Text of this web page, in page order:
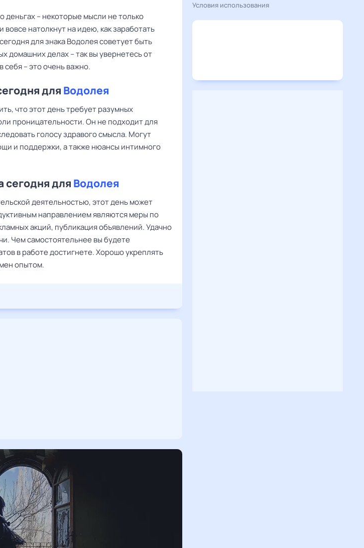
деньгах – некоторые мысли не только
натолкнут на идею, как заработать
для знака Водолея советует быть
домашних делах – так вы увернетесь от
– это очень важно.
для Водолея
что этот день требует разумных
проницательности. Он не подходит для
голосу здравого смысла. Могут
и поддержки, а также нюансы интимного
сегодня для Водолея
деятельностью, этот день может
направлением являются меры по
акций, публикация объявлений. Удачно
Чем самостоятельнее вы будете
в работе достигнете. Хорошо укреплять
опытом.
Условия использования